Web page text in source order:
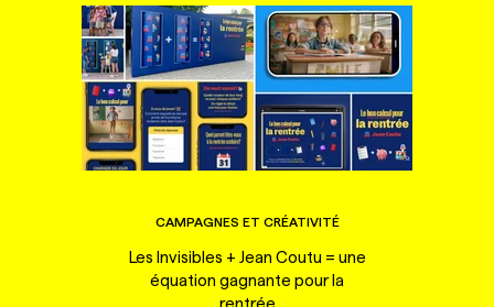
CAMPAGNES ET CRÉATIVITÉ
Les Invisibles + Jean Coutu = une
équation gagnante pour la
rentrée